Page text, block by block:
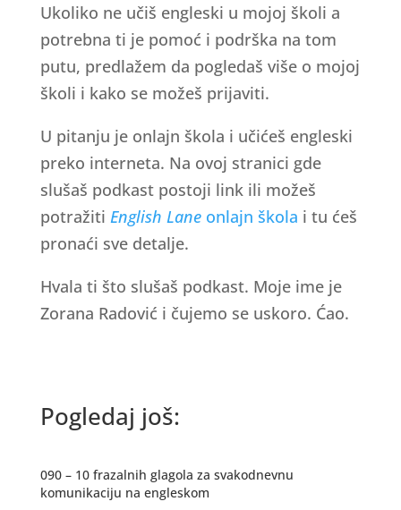
Ukoliko ne učiš engleski u mojoj školi a
potrebna ti je pomoć i podrška na tom
putu, predlažem da pogledaš više o mojoj
školi i kako se možeš prijaviti.
U pitanju je onlajn škola i učićeš engleski
preko interneta. Na ovoj stranici gde
slušaš podkast postoji link ili možeš
potražiti English Lane onlajn škola i tu ćeš
pronaći sve detalje.
Hvala ti što slušaš podkast. Moje ime je
Zorana Radović i čujemo se uskoro. Ćao.
Pogledaj još:
090 – 10 frazalnih glagola za svakodnevnu
komunikaciju na engleskom